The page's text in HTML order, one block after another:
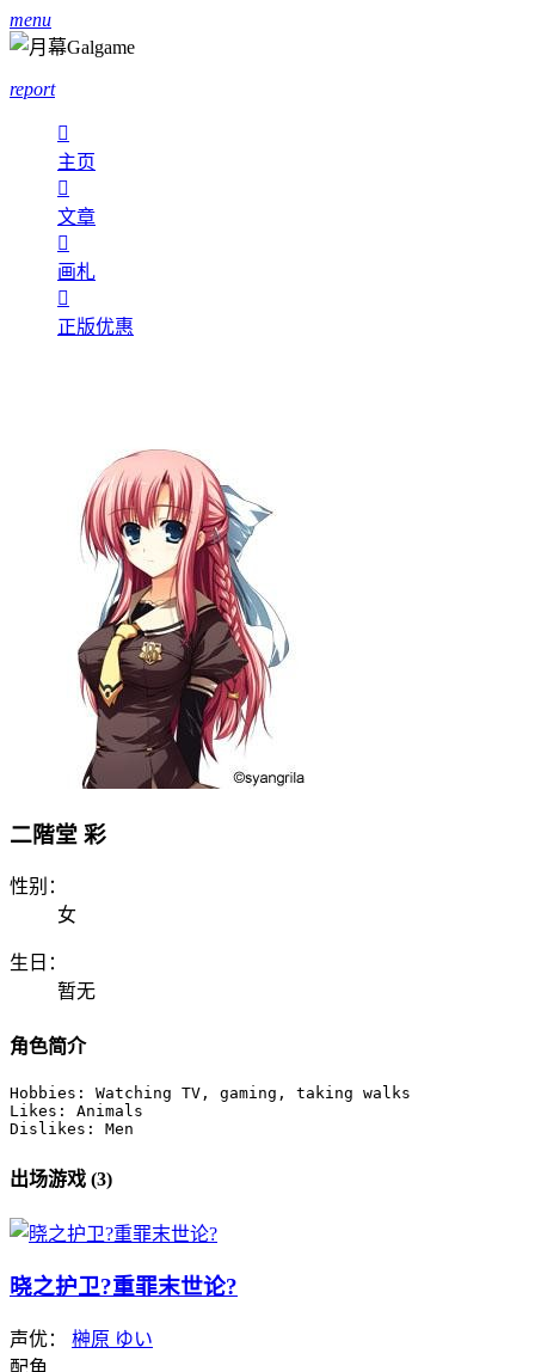
menu
report

主页

文章

画札

正版优惠
二階堂 彩
性别：
女
生日：
暂无
角色简介
Hobbies: Watching TV, gaming, taking walks
Likes: Animals
Dislikes: Men
出场游戏 (3)
晓之护卫?重罪末世论?
声优： 榊原 ゆい
配角